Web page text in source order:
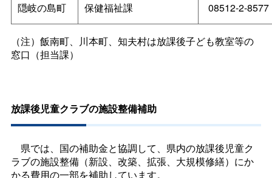
隠岐の島町 保健福祉課 08512-2-8577
（注）飯南町、川本町、知夫村は放課後子ども教室等の
窓口（担当課）
放課後児童クラブの施設整備補助
県では、国の補助金と協調して、県内の放課後児童ク
ラブの施設整備（新設、改築、拡張、大規模修繕）にか
かる費用の一部を補助しています。